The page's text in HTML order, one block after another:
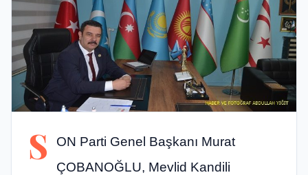
S
ON Parti Genel Başkanı Murat
ÇOBANOĞLU, Mevlid Kandili